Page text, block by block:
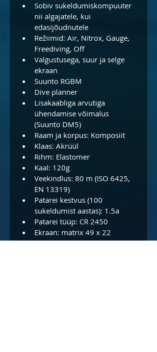
Sobiv sukeldumiskompuuter
nii algajatele, kui
edasijõudnutele
Režiimid: Air, Nitrox, Gauge,
Freediving, Off
Valgustusega, suur ja selge
ekraan
Suunto RGBM
Dive planner
Lisakaabliga arvutiga
ühendamise võimalus
(Suunto DM5)
Raam ja korpus: Komposiit
Klaas: Akrüül
Rihm: Elastomer
Kaal: 120g
Veekindlus: 80 m (ISO 6425,
EN 13319)
Patarei kestvus (100
sukeldumist aastas): 1.5a
Patarei tüüp: CR 2450
Ekraan: matrix 49 x 22
Made in Finland